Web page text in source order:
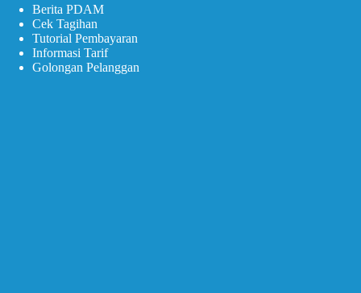
Berita PDAM
Cek Tagihan
Tutorial Pembayaran
Informasi Tarif
Golongan Pelanggan